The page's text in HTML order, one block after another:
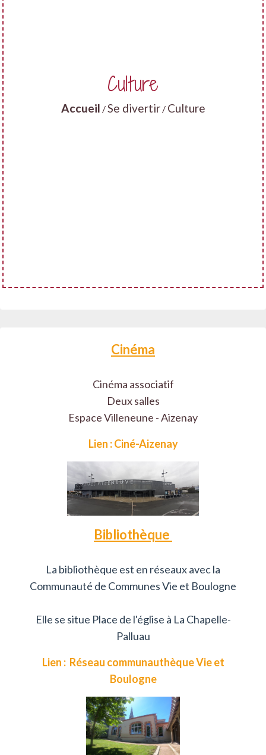
Culture
Accueil /Se divertir/ Culture
Cinéma
Cinéma associatif
Deux salles
Espace Villeneune - Aizenay
Lien : Ciné-Aizenay
Bibliothèque
La bibliothèque est en réseaux avec la
Communauté de Communes Vie et Boulogne
Elle se situe Place de l'église à La Chapelle-
Palluau
Lien : Réseau communauthèque Vie et
Boulogne